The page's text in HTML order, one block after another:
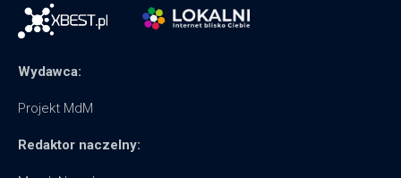
Wydawca:
Projekt MdM
Redaktor naczelny: